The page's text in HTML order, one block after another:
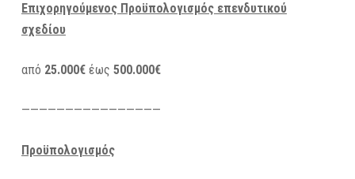
Επιχορηγούμενος Προϋπολογισμός επενδυτικού
σχεδίου
από 25.000€έως 500.000€
————————————————
Προϋπολογισμός